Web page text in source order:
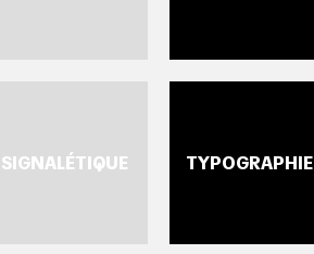
SIGNALÉTIQUE TYPOGRAPHIE